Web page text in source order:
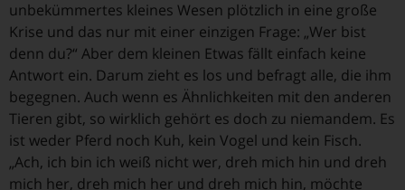
unbekümmertes kleines Wesen plötzlich in eine große
Krise und das nur mit einer einzigen Frage: „Wer bist
denn du?“ Aber dem kleinen Etwas fällt einfach keine
Antwort ein. Darum zieht es los und befragt alle, die ihm
begegnen. Auch wenn es Ähnlichkeiten mit den anderen
Tieren gibt, so wirklich gehört es doch zu niemandem. Es
ist weder Pferd noch Kuh, kein Vogel und kein Fisch.
„Ach, ich bin ich weiß nicht wer, dreh mich hin und dreh
mich her, dreh mich her und dreh mich hin, möchte